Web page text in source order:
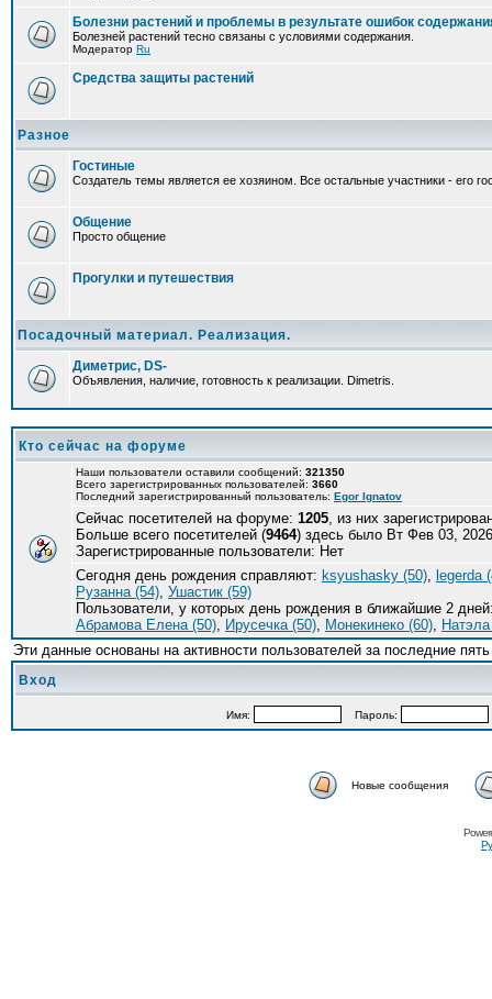
Болезни растений и проблемы в результате ошибок
Болезней растений тесно связаны с условиями содержания.
Модератор Ru
Средства защиты растений
Разное
Гостиные
Создатель темы является ее хозяином. Все остальные участники - его
Общение
Просто общение
Прогулки и путешествия
Посадочный материал. Реализация.
Диметрис, DS-
Объявления, наличие, готовность к реализации. Dimetris.
Кто сейчас на форуме
Наши пользователи оставили сообщений: 321350
Всего зарегистрированных пользователей: 3660
Последний зарегистрированный пользователь: Egor Ignatov
Сейчас посетителей на форуме: 1205, из них
Больше всего посетителей (9464) здесь было Вт Фев 03,
Зарегистрированные пользователи: Нет
Сегодня день рождения справляют: ksyushasky (50), legerda
Рузанна (54), Ушастик (59)
Пользователи, у которых день рождения в ближайшие 2
Абрамова Елена (50), Ирусечка (50), Монекинеко (60),
Эти данные основаны на активности пользователей за последние
Вход
Имя: Пароль:
Новые сообщения